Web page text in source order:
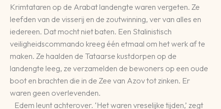
Krimtataren op de Arabat landengte waren vergeten. Ze
leefden van de visserij en de zoutwinning, ver van alles en
iedereen. Dat mocht niet baten. Een Stalinistisch
veiligheidscommando kreeg één etmaal om het werk af te
maken. Ze haalden de Tataarse kustdorpen op de
landengte leeg, ze verzamelden de bewoners op een oude
boot en brachten die in de Zee van Azov tot zinken. Er
waren geen overlevenden.
Edem leunt achterover. ‘Het waren vreselijke tijden,’ zegt